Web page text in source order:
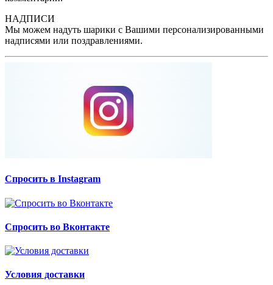
НАДПИСИ
Мы можем надуть шарики с Вашими персонализированными
надписями или поздравлениями.
Спросить в Instagram
Спросить во Вконтакте
Условия доставки